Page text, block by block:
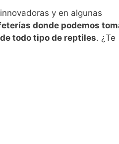
y en algunas
donde podemos
todo tipo de reptiles. ¿Te